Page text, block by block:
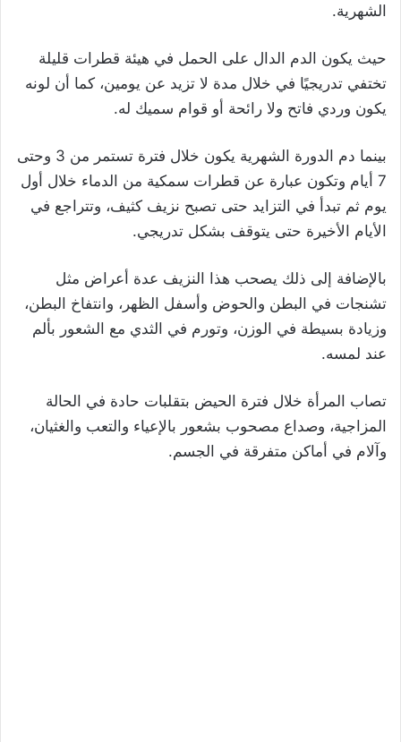
الشهرية.
حيث يكون الدم الدال على الحمل في هيئة قطرات قليلة
تختفي تدريجيًا في خلال مدة لا تزيد عن يومين، كما أن لونه
يكون وردي فاتح ولا رائحة أو قوام سميك له.
بينما دم الدورة الشهرية يكون خلال فترة تستمر من 3 وحتى
7 أيام وتكون عبارة عن قطرات سمكية من الدماء خلال أول
يوم ثم تبدأ في التزايد حتى تصبح نزيف كثيف، وتتراجع في
الأيام الأخيرة حتى يتوقف بشكل تدريجي.
بالإضافة إلى ذلك يصحب هذا النزيف عدة أعراض مثل
تشنجات في البطن والحوض وأسفل الظهر، وانتفاخ البطن،
وزيادة بسيطة في الوزن، وتورم في الثدي مع الشعور بألم
عند لمسه.
تصاب المرأة خلال فترة الحيض بتقلبات حادة في الحالة
المزاجية، وصداع مصحوب بشعور بالإعياء والتعب والغثيان،
وآلام في أماكن متفرقة في الجسم.